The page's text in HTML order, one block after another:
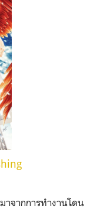
จากการทำงานโดน